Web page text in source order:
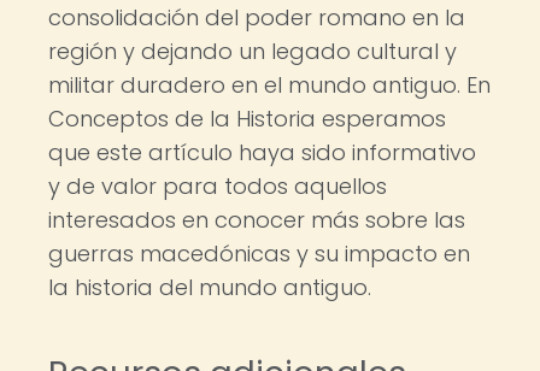
consolidación del poder romano en la
región y dejando un legado cultural y
militar duradero en el mundo antiguo. En
Conceptos de la Historia esperamos
que este artículo haya sido informativo
y de valor para todos aquellos
interesados en conocer más sobre las
guerras macedónicas y su impacto en
la historia del mundo antiguo.